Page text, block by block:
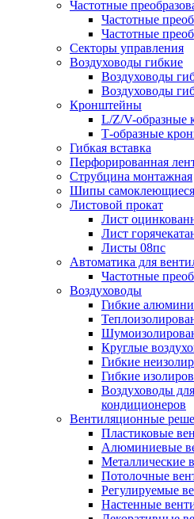
Частотные
Частотные
Частотные
Секторы управления
Воздуховоды гибкие
Воздуховоды
Воздуховоды
Кронштейны
L/Z/V-образные
Т-образные
Гибкая вставка
Перфорированная
Струбцина монтажная
Шипы самоклеющиеся
Листовой прокат
Лист
Лист
Листы 08пс
Автоматика для
Частотные
Воздуховоды
Гибкие
Круглые
Гибкие
Гибкие
Воздуховоды
кондиционеров
Вентиляционные
Пластиковые
Алюминиевые
Металлические
Потолочные
Регулируемые
Настенные